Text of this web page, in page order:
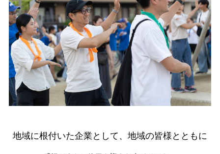
地域に根付いた企業として、地域の皆様とともに